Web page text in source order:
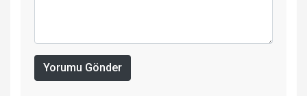
Yorumu Gönder